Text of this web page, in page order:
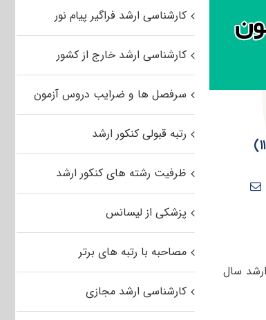
سال
کارشناسی ارشد فراگیر پیام نور
کارشناسی ارشد خارج از کشور
سرفصل ها و ضرایب دروس آزمون
رتبه قبولی کنکور ارشد
ظرفیت رشته های کنکور ارشد
پزشکی از لیسانس
مصاحبه با رتبه های برتر
کارشناسی ارشد مجازی